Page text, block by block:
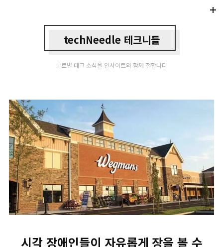
techNeedle 테크니들
글로벌 테크 소식을 인사이트와 함께 전합니다
시각 장애인들이 자유롭게 장을 볼 수